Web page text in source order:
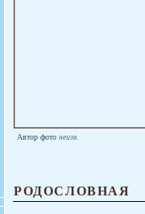
Автор фото неизв.
РОДОСЛОВНАЯ